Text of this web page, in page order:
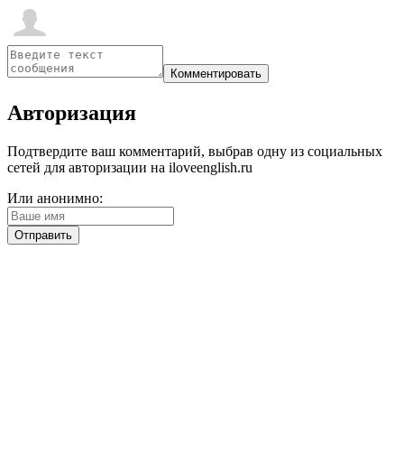
Авторизация
Подтвердите ваш комментарий, выбрав одну из социальных
сетей для авторизации на iloveenglish.ru
Или анонимно: